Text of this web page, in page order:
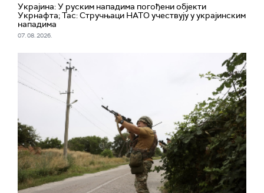
Украјина: У руским нападима погођени објекти
Укрнафта; Тас: Стручњаци НАТО учествују у украјинским
нападима
07. 08. 2026.